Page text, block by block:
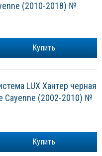
(2010-2018) №
Купить
LUX Хантер черная
Cayenne (2002-2010) №
Купить